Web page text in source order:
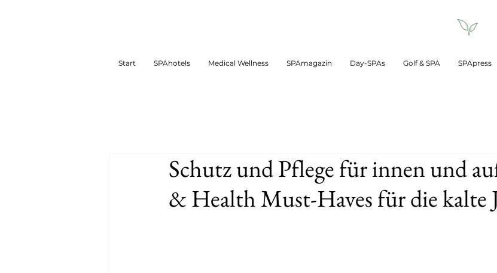
Start SPAhotels Medical Wellness SPAmagazin Day-SPAs Golf & SPA SPApress
Schutz und Pflege für innen und
& Health Must-Haves für die kalte